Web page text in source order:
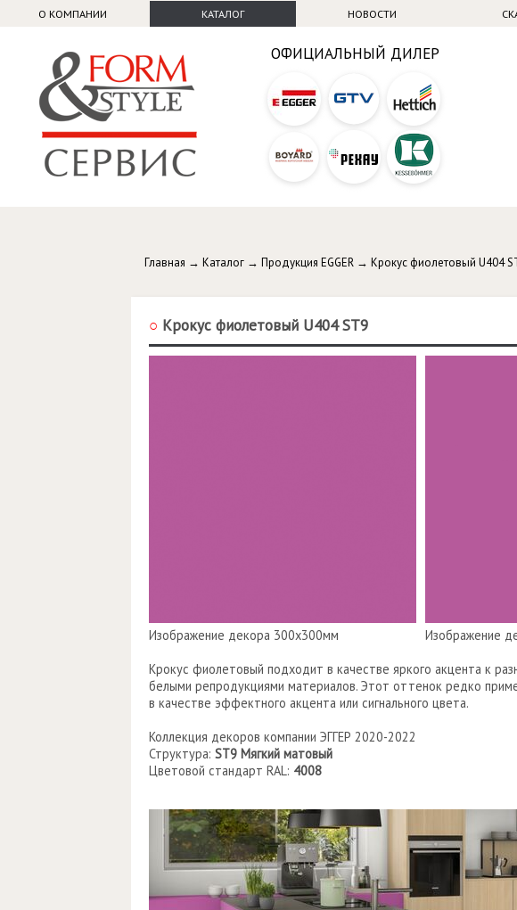
О КОМПАНИИ КАТАЛОГ НОВОСТИ
ОФИЦИАЛЬНЫЙ ДИЛЕР
Главная → Каталог → Продукция EGGER → Крокус фиолетовый U404
○ Крокус фиолетовый U404 ST9
Изображение декора 300х300мм
Изображение
Крокус фиолетовый подходит в качестве яркого акцента к
белыми репродукциями материалов. Этот оттенок редко
в качестве эффектного акцента или сигнального цвета.
Коллекция декоров компании ЭГГЕР 2020-2022
Структура: ST9 Мягкий матовый
Цветовой стандарт RAL: 4008